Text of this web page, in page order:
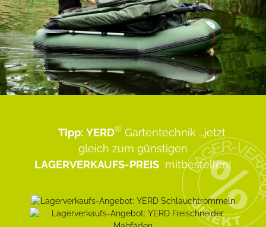
Tipp: YERD® Gartentechnik ...jetzt
gleich zum günstigen
LAGERVERKAUFS-PREIS mitbestellen!